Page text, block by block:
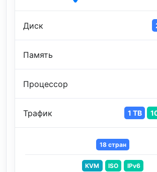
Диск
Память
Процессор
Трафик 1 TB
18 стран
KVM ISO IPv6